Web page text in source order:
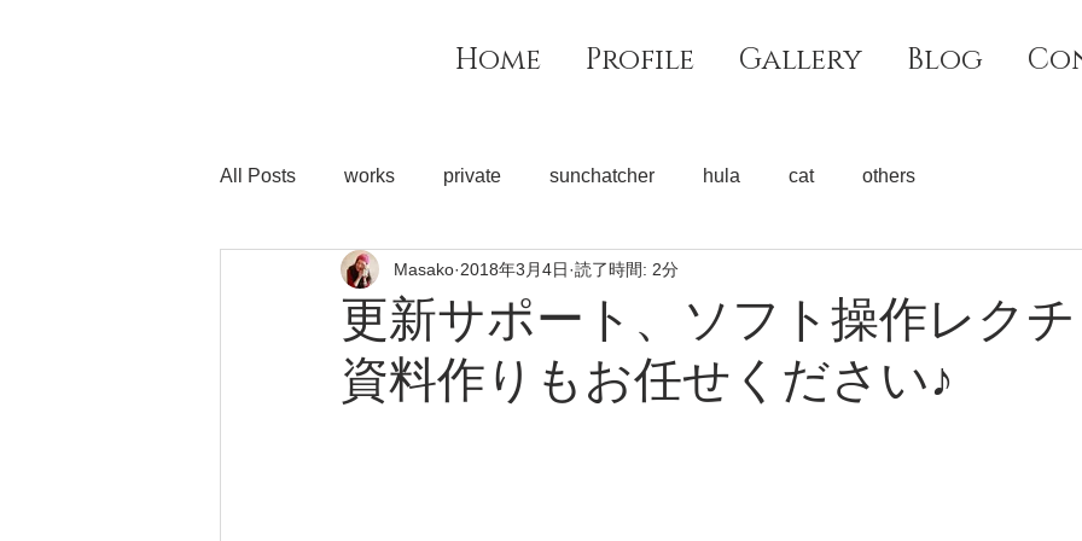
Home Profile Gallery Blog
All Posts works private sunchatcher hula cat others
更新サポート、ソフト操作レクチ
資料作りもお任せください♪
Masako 2018年3月4日 読了時間: 2分